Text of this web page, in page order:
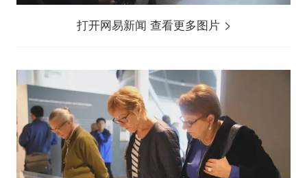
打开网易新闻 查看更多图片